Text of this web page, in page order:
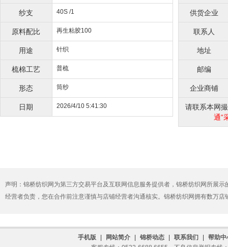
纱支 40S /1
原料配比 再生粘胶100
用途 针织
梳棉工艺 普梳
形态 筒纱
日期 2026/4/10 5:41:30
供货企业
联系人
地址
邮编
企业商铺
请联系本网
通“
声明：锦桥纺织网为第三方交易平台及互联网信息服务提供者，锦桥纺织网所展
经营者负责，您在合作前注意谨慎与店铺经营者沟通核实。锦桥纺织网拥有数万
手机版 网站简介 锦桥动态 联系我们
帮助中